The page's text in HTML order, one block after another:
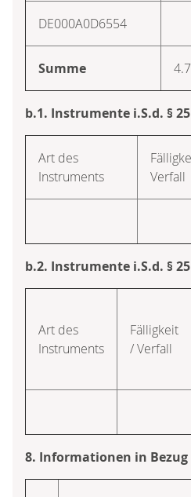
DE000A0D6554
Summe
b.1. Instrumente i.S.d. §
Art des
Instruments
Verfall
b.2. Instrumente i.S.d. §
Art des
Instruments
Fälligkeit
/ Verfall
8. Informationen in